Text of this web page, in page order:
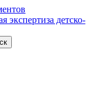
экспертиза детско-